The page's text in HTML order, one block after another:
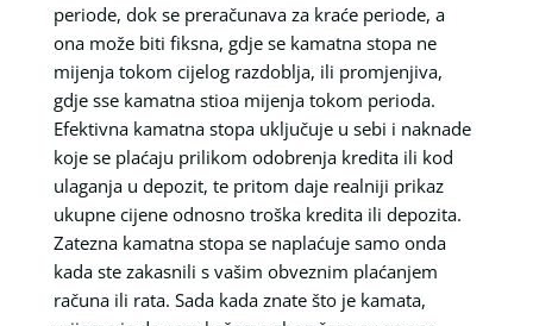
periode, dok se preračunava za kraće periode, a
ona može biti fiksna, gdje se kamatna stopa ne
mijenja tokom cijelog razdoblja, ili promjenjiva,
gdje sse kamatna stioa mijenja tokom perioda.
Efektivna kamatna stopa uključuje u sebi i naknade
koje se plaćaju prilikom odobrenja kredita ili kod
ulaganja u depozit, te pritom daje realniji prikaz
ukupne cijene odnosno troška kredita ili depozita.
Zatezna kamatna stopa se naplaćuje samo onda
kada ste zakasnili s vašim obveznim plaćanjem
računa ili rata. Sada kada znate što je kamata,